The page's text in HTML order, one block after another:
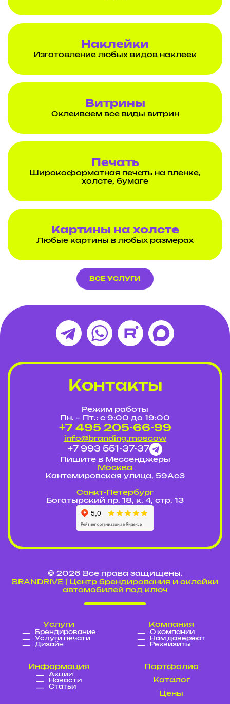
Наклейки
Изготовление любых видов наклеек
Витрины
Оклеиваем все виды витрин
Печать
Широкоформатная печать на пленке,
холсте, бумаге
Картины на холсте
Любые картины в любых размерах
ВСЕ УСЛУГИ
© 2026 Все права защищены.
BRANDRIVE | Центр брендирования и оклейки
автомобилей под ключ
Услуги
Брендирование
Услуги печати
Дизайн
Компания
О компании
Нам доверяют
Реквизиты
Информация
Акции
Новости
Статьи
Портфолио
Каталог
Цены
Контакты
Режим работы
Пн. – Пт.: с 9:00 до 19:00
+7 495 205-66-99
info@branding.moscow
+7 993 551-37-37
Пишите в Мессенджеры
Москва
Кантемировская улица, 59Ас3
Cанкт-Петербург
Богатырский пр. 18, к. 4, стр. 13